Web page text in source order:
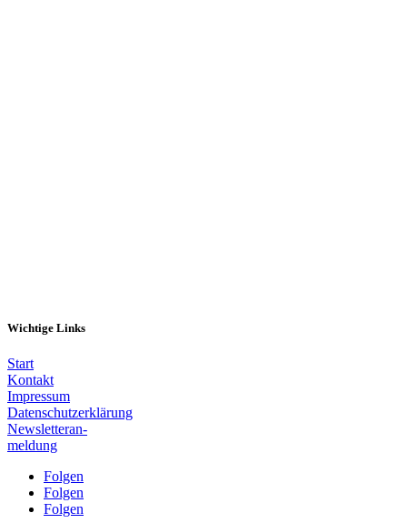
Wichtige Links
Start
Kontakt
Impressum
Datenschutzerklärung
Newsletteran-
meldung
Folgen
Folgen
Folgen